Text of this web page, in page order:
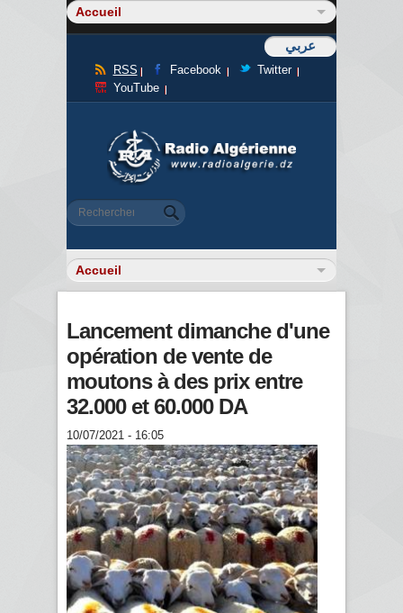
عربي
RSS Facebook
Twitter
YouTube
Formulaire de recherche
Rechercher
Lancement dimanche d'une
opération de vente de
moutons à des prix entre
32.000 et 60.000 DA
10/07/2021 - 16:05